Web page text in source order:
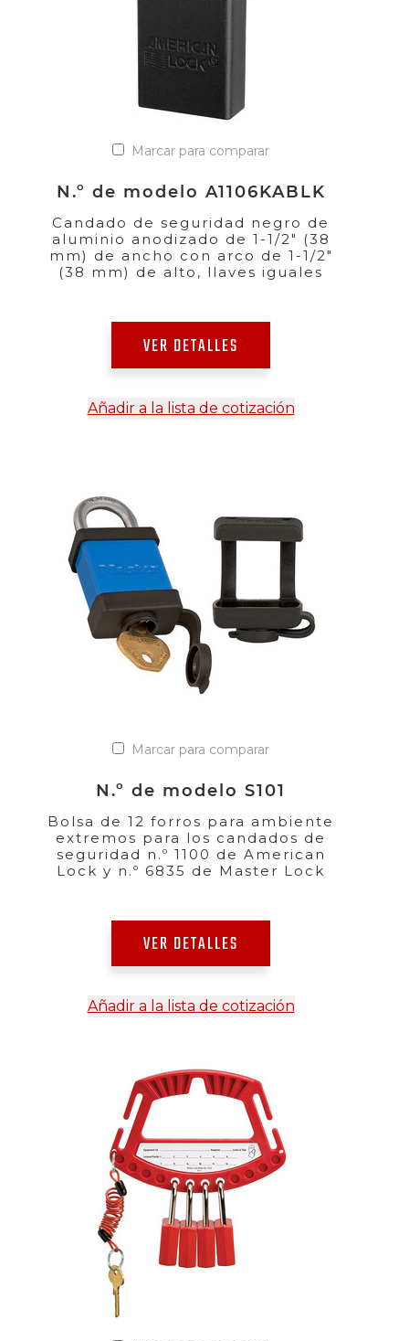
Marcar para comparar
N.º de modelo A1106KABLK
Candado de seguridad negro de
aluminio anodizado de 1-1/2" (38
mm) de ancho con arco de 1-1/2"
(38 mm) de alto, llaves iguales
VER DETALLES
Añadir a la lista de cotización
Marcar para comparar
N.º de modelo S101
Bolsa de 12 forros para ambiente
extremos para los candados de
seguridad n.º 1100 de American
Lock y n.º 6835 de Master Lock
VER DETALLES
Añadir a la lista de cotización